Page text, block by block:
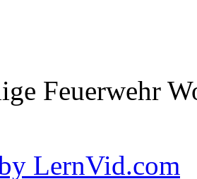
Feuerwehr
LernVid.com